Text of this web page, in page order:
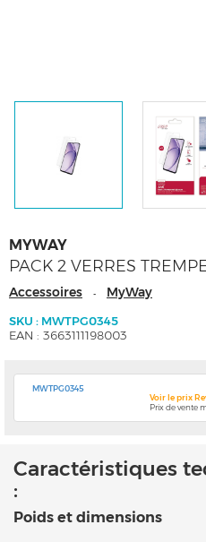
MYWAY
PACK 2 VERRES
Accessoires - MyWay
SKU : MWTPG0345
EAN : 3663111198003
MWTPG0345
Voir le prix
Prix de vente
Caractéristiques
:
Poids et dimensions